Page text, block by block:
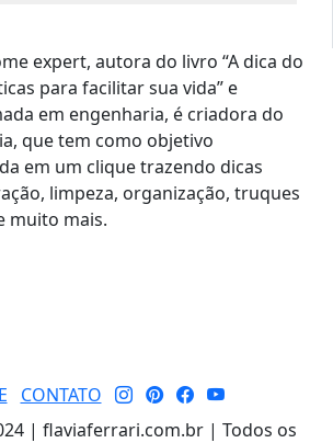
expert, autora do livro “A dica do
para facilitar sua vida” e
em engenharia, é criadora do
que tem como objetivo
em um clique trazendo dicas
limpeza, organização, truques
muito mais.
CONTATO
| flaviaferrari.com.br | Todos os